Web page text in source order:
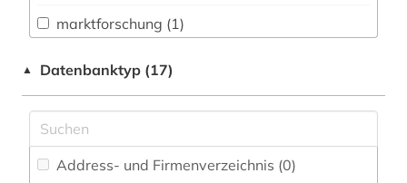
Kommunikationsdesign (0)
Medizin (0)
Musikwissenschaft (0)
Pädagogik (0)
marktforschung (1)
nachfrageverhalten (1)
ranking (1)
▲ Datenbanktyp (17)
Address- und Firmenverzeichnis (0)